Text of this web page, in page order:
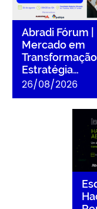
Abradi Fórum |
Mercado em
Estratégia…
26/08/2026
+